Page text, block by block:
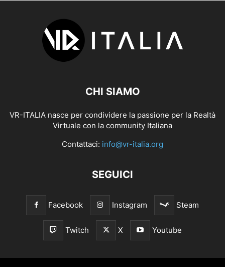
CHI SIAMO
VR-ITALIA nasce per condividere la passione per la Realtà
Virtuale con la community Italiana
Contattaci: info@vr-italia.org
SEGUICI
Facebook Instagram Steam
Twitch X Youtube